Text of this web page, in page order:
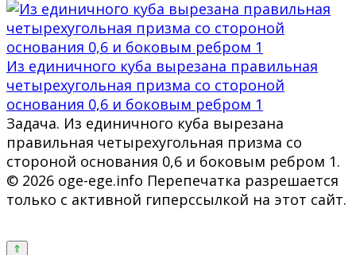
Из единичного куба вырезана правильная
четырехугольная призма со стороной
основания 0,6 и боковым ребром 1
Задача. Из единичного куба вырезана
правильная четырехугольная призма со
стороной основания 0,6 и боковым ребром 1.
© 2026 oge-ege.info Перепечатка разрешается
только с активной гиперссылкой на этот сайт.